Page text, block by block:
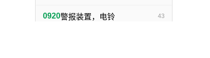
0920警报装置，电铃 43